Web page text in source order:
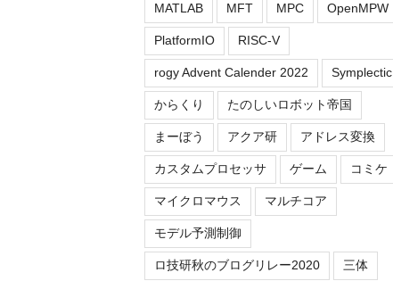
MATLAB MFT MPC OpenMPW
PlatformIO RISC-V
rogy Advent Calender 2022 Symplectic
からくり たのしいロボット帝国
まーぼう アクア研 アドレス変換
カスタムプロセッサ ゲーム コミケ
マイクロマウス マルチコア
モデル予測制御
ロ技研秋のブログリレー2020 三体